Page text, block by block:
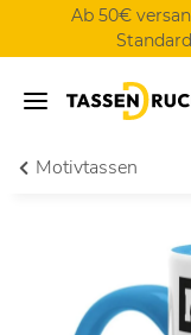
Ab 50€
Motivtassen